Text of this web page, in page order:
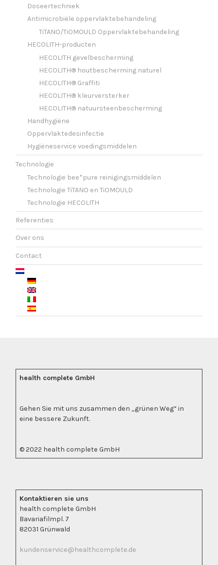
Doseertechniek
Antimicrobiële oppervlaktebehandeling
TiTANO/TiOMOULD Oppervlaktebehandeling
HECOLITH-producten
HECOLITH gevelbescherming
HECOLITH® houtbescherming naturel
HECOLITH® Graffiti
HECOLITH® kleurversterker
HECOLITH® natuursteenbescherming
Handhygiëne
Oppervlaktedesinfectie
Hygiëneservice voedingsmiddelen
Technologie
Technologie bee*pure reinigingsmiddelen
Technologie TiTANO en TiOMOULD
Technologie HECOLITH
Referenties
Over ons
Contact
health complete GmbH
Gehen Sie mit uns zusammen den „grünen Weg“ in
eine bessere Zukunft.
© 2022 health complete GmbH
Kontaktieren sie uns
health complete GmbH
Bavariafilmpl. 7
82031 Grünwald
kundenservice@healthcomplete.de